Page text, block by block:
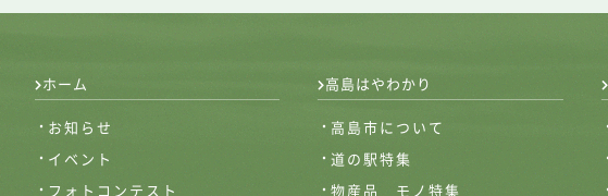
ホーム
お知らせ
イベント
フォトコンテスト
高島はやわかり
高島市について
道の駅特集
物産品 モノ特集